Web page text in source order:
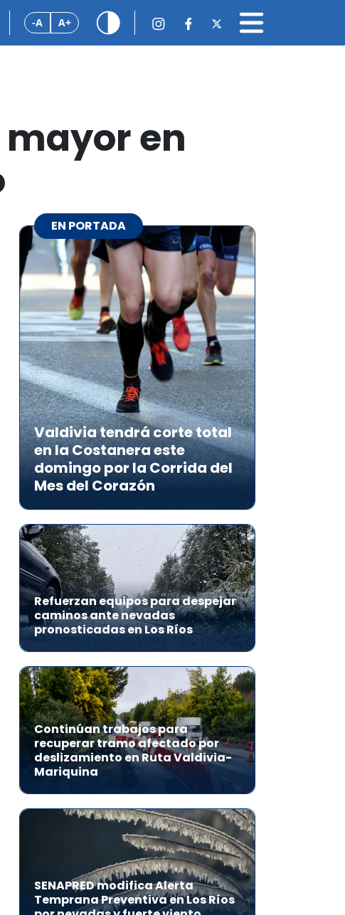
-A A+
en
EN PORTADA
Valdivia tendrá corte total
en la Costanera este
domingo por la Corrida del
Mes del Corazón
Refuerzan equipos para despejar
caminos ante nevadas
pronosticadas en Los Ríos
Continúan trabajos para
recuperar tramo afectado por
deslizamiento en Ruta Valdivia-
Mariquina
SENAPRED modifica Alerta
Temprana Preventiva en Los Ríos